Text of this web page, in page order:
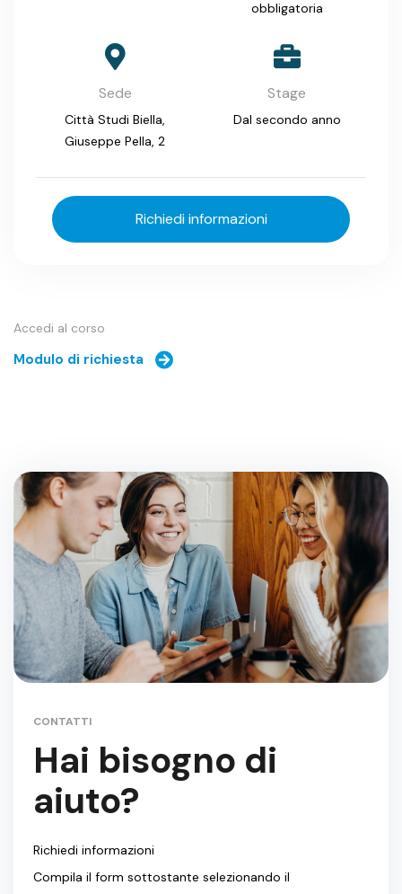
obbligatoria
Sede
Città Studi Biella,
Giuseppe Pella, 2
Stage
Dal secondo anno
Richiedi informazioni
Accedi al corso
Modulo di richiesta
CONTATTI
Hai bisogno di
aiuto?
Richiedi informazioni
Compila il form sottostante selezionando il